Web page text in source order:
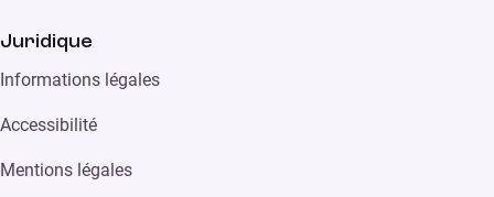
Juridique
Informations légales
Accessibilité
Mentions légales